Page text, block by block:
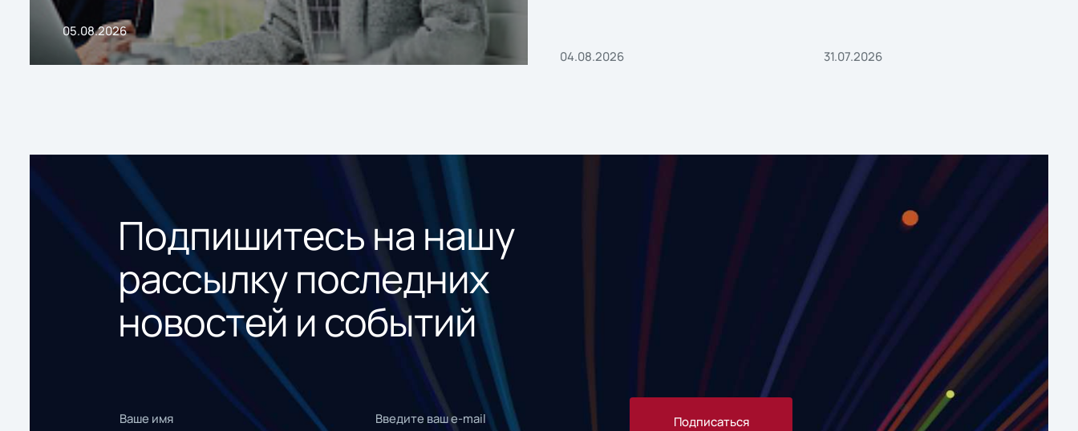
05.08.2026
04.08.2026 31.07.2026
Подпишитесь на нашу
рассылку последних
новостей и событий
Подписаться